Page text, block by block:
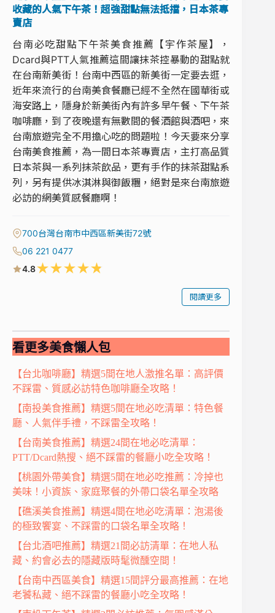
收藏的人氣下午茶！超強甜點無法抵擋，日本茶專
賣店
台南必吃甜點下午茶美食推薦【宇作茶屋】，
Dcard與PTT人氣推薦這間讓抹茶控暴動的甜點就
在台南新美街！台南中西區的新美街一定要去逛，
近年來流行的台南美食餐廳已經不全然在國華街或
海安路上，隱身於新美街內有許多早午餐、下午茶
咖啡廳，到了夜晚還有無數間的餐酒館與酒吧，來
台南旅遊完全不用擔心吃的問題啦！今天要來分享
台南美食推薦，為一間日本茶專賣店，主打高品質
日本茶與一系列抹茶飲品，更有手作的抹茶甜點系
列，另有提供冰淇淋與御飯糰，絕對是來台南旅遊
必訪的網美質感餐廳啊！
700台灣台南市中西區新美街72號
06 221 0477
4.8★★★★★
閱讀更多
看更多美食懶人包
【台北咖啡廳】精選5間在地人激推名單：高評價
不踩雷、質感必訪特色咖啡廳全攻略！
【南投美食推薦】精選5間在地必吃清單：特色餐
廳、人氣伴手禮，不踩雷全攻略！
【台南美食推薦】精選24間在地必吃清單：
PTT/Dcard熱搜、絕不踩雷的餐廳小吃全攻略！
【桃園外帶美食】精選5間在地必吃推薦：冷掉也
美味！小資族、家庭聚餐的外帶口袋名單全攻略
【礁溪美食推薦】精選4間在地必吃清單：泡湯後
的極致饗宴、不踩雷的口袋名單全攻略！
【台北酒吧推薦】精選21間必訪清單：在地人私
藏、約會必去的隱藏版時髦微醺空間！
【台南中西區美食】精選15間評分最高推薦：在地
老饕私藏、絕不踩雷的餐廳小吃全攻略！